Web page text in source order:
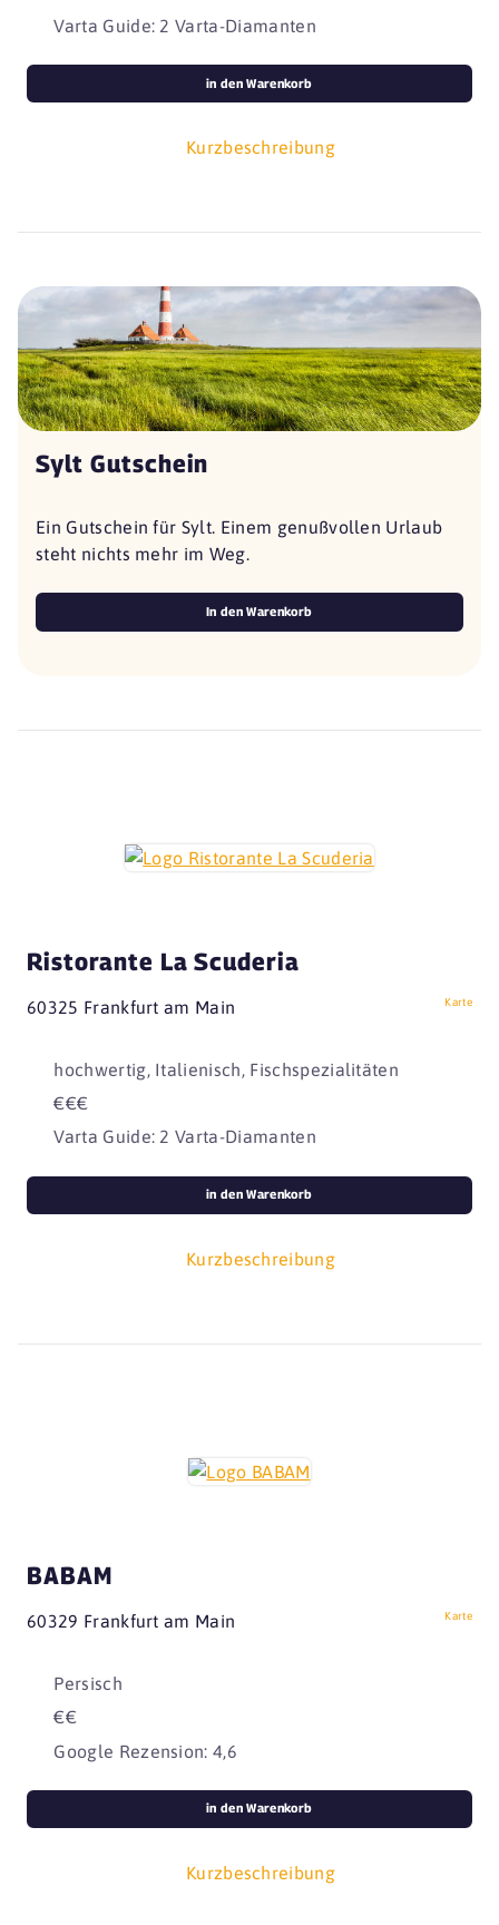
Varta Guide: 2 Varta-Diamanten
Kurzbeschreibung
in den Warenkorb
Sylt Gutschein
Ein Gutschein für Sylt. Einem genußvollen Urlaub
steht nichts mehr im Weg.
In den Warenkorb
Ristorante La Scuderia
60325 Frankfurt am Main Karte
hochwertig, Italienisch, Fischspezialitäten
€€€
Varta Guide: 2 Varta-Diamanten
Kurzbeschreibung
in den Warenkorb
BABAM
60329 Frankfurt am Main Karte
Persisch
€€
Google Rezension: 4,6
Kurzbeschreibung
in den Warenkorb